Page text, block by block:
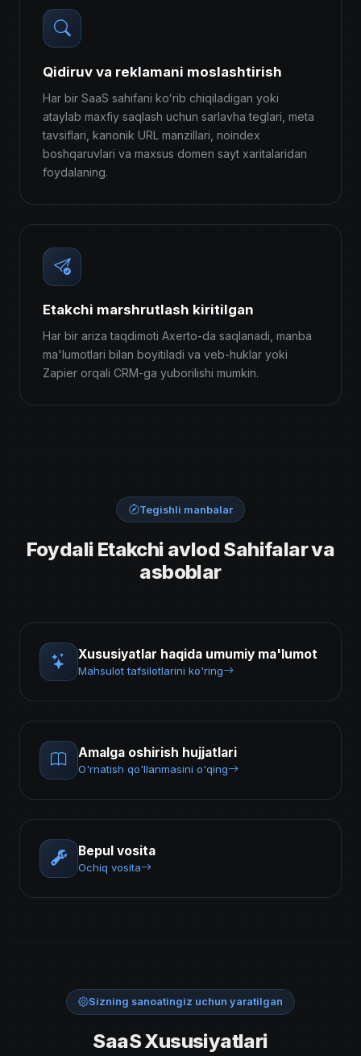
Qidiruv va reklamani moslashtirish
Har bir SaaS sahifani koʻrib chiqiladigan yoki
ataylab maxfiy saqlash uchun sarlavha teglari, meta
tavsiflari, kanonik URL manzillari, noindex
boshqaruvlari va maxsus domen sayt xaritalaridan
foydalaning.
Etakchi marshrutlash kiritilgan
Har bir ariza taqdimoti Axerto-da saqlanadi, manba
ma'lumotlari bilan boyitiladi va veb-huklar yoki
Zapier orqali CRM-ga yuborilishi mumkin.
Tegishli manbalar
Foydali Etakchi avlod Sahifalar va
asboblar
Xususiyatlar haqida umumiy ma'lumot
Mahsulot tafsilotlarini ko'ring
Amalga oshirish hujjatlari
O'rnatish qo'llanmasini o'qing
Bepul vosita
Ochiq vosita
Sizning sanoatingiz uchun yaratilgan
SaaS Xususiyatlari